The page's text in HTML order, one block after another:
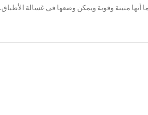
متينة وقوية ويمكن وضعها في غسالة الأطباق.